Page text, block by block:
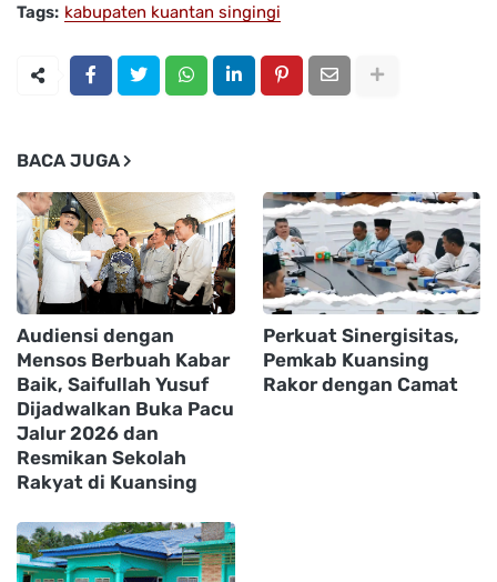
Tags: kabupaten kuantan singingi
BACA JUGA
Audiensi dengan
Mensos Berbuah Kabar
Baik, Saifullah Yusuf
Dijadwalkan Buka Pacu
Jalur 2026 dan
Resmikan Sekolah
Rakyat di Kuansing
Perkuat Sinergisitas,
Pemkab Kuansing
Rakor dengan Camat